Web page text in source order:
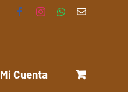
FacebookInstagramWhatsApp
Correo
Mi Cuenta